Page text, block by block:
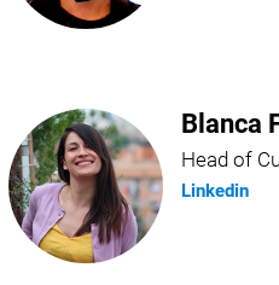
Blanca
Head of
Linkedin